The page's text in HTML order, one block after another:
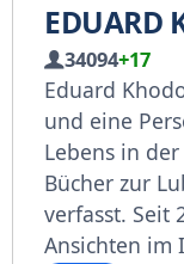
EDUARD
34094+17
Eduard
und eine
Lebens in
Bücher zur
verfasst. Seit
Ansichten im